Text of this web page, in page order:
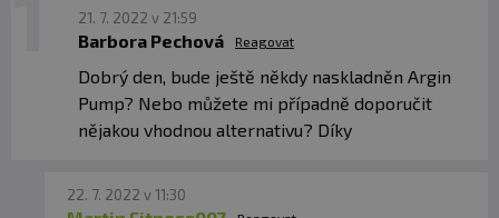
přímému slunečnímu záření. Chraňte před mrazem.
Výrobce neručí za vady vzniklé nevhodným skladováním
a použitím.
Upozornění pro alergiky:Alergeny ve složení
21. 7. 2022 v 21:59
Barbora Pechová Reagovat
Dobrý den, bude ještě někdy naskladněn Argin
Pump? Nebo můžete mi případně doporučit
nějakou vhodnou alternativu? Díky
22. 7. 2022 v 11:30